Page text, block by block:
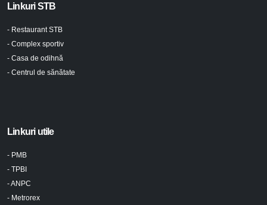
Linkuri STB
- Restaurant STB
- Complex sportiv
- Casa de odihnă
- Centrul de sănătate
Linkuri utile
- PMB
- TPBI
- ANPC
- Metrorex